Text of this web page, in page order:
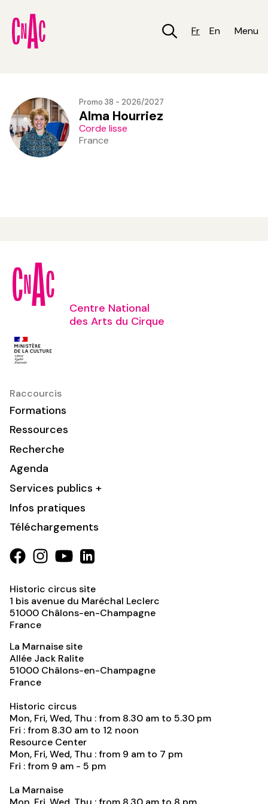
contenu
principal
Fr En Menu
Promo 38 - 2026/2027
Alma Hourriez
Corde lisse
France
Centre National
des Arts du Cirque
Raccourcis
Formations
Ressources
Recherche
Agenda
Services publics +
Infos pratiques
Téléchargements
Historic circus site
1 bis avenue du Maréchal Leclerc
51000 Châlons-en-Champagne
France
La Marnaise site
Allée Jack Ralite
51000 Châlons-en-Champagne
France
Historic circus
Mon, Fri, Wed, Thu : from 8.30 am to 5.30 pm
Fri : from 8.30 am to 12 noon
Resource Center
Mon, Fri, Wed, Thu : from 9 am to 7 pm
Fri : from 9 am - 5 pm
La Marnaise